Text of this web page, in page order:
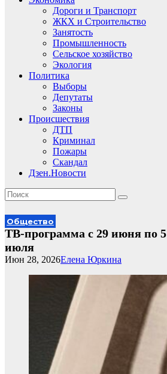
Дороги и Транспорт
ЖКХ и Строительство
Занятость
Промышленность
Сельское хозяйство
Экология
Политика
Выборы
Депутаты
Законы
Происшествия
ДТП
Криминал
Пожары
Скандал
Дзен.Новости
Общество
ТВ-программа с 29 июня по 5
июля
Елена Юркина
Июн 28, 2026